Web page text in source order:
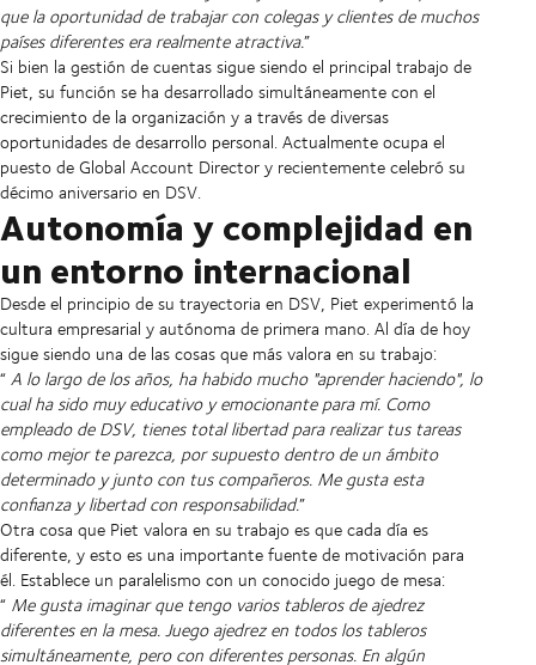
que la oportunidad de trabajar con colegas y clientes de muchos
países diferentes era realmente atractiva.”
Si bien la gestión de cuentas sigue siendo el principal trabajo de
Piet, su función se ha desarrollado simultáneamente con el
crecimiento de la organización y a través de diversas
oportunidades de desarrollo personal. Actualmente ocupa el
puesto de Global Account Director y recientemente celebró su
décimo aniversario en DSV.
Autonomía y complejidad en
un entorno internacional
Desde el principio de su trayectoria en DSV, Piet experimentó la
cultura empresarial y autónoma de primera mano. Al día de hoy
sigue siendo una de las cosas que más valora en su trabajo:
“A lo largo de los años, ha habido mucho "aprender haciendo", lo
cual ha sido muy educativo y emocionante para mí. Como
empleado de DSV, tienes total libertad para realizar tus tareas
como mejor te parezca, por supuesto dentro de un ámbito
determinado y junto con tus compañeros. Me gusta esta
confianza y libertad con responsabilidad.”
Otra cosa que Piet valora en su trabajo es que cada día es
diferente, y esto es una importante fuente de motivación para
él. Establece un paralelismo con un conocido juego de mesa:
“ Me gusta imaginar que tengo varios tableros de ajedrez
diferentes en la mesa. Juego ajedrez en todos los tableros
simultáneamente, pero con diferentes personas. En algún